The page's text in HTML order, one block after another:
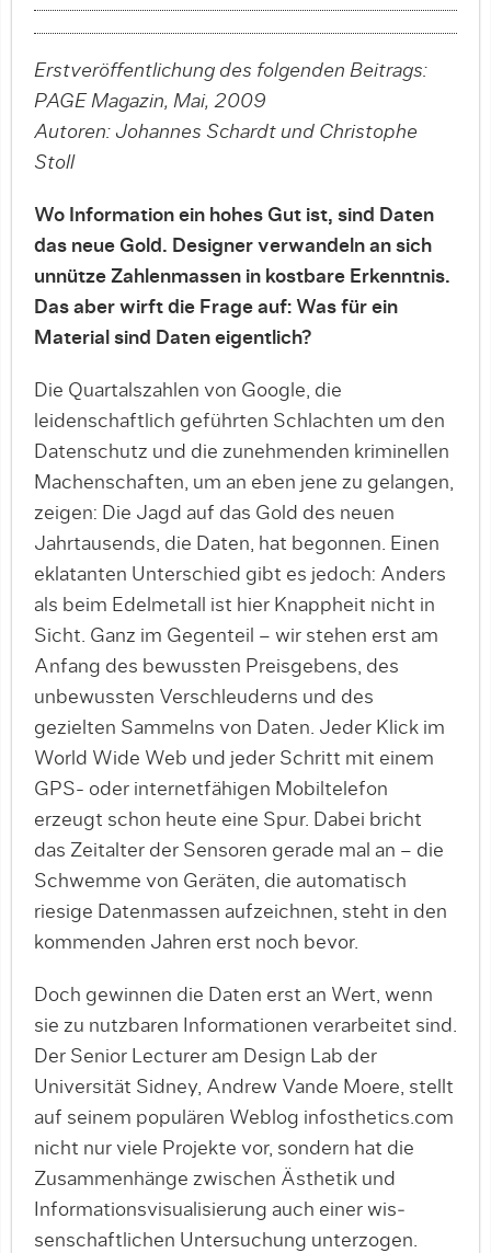
Erstveröffentlichung des folgenden Beitrags:
PAGE Magazin, Mai, 2009
Autoren: Johannes Schardt und Christophe
Stoll
Wo Information ein hohes Gut ist, sind Daten
das neue Gold. Designer verwandeln an sich
unnütze Zahlenmassen in kostbare Erkenntnis.
Das aber wirft die Frage auf: Was für ein
Material sind Daten eigentlich?
Die Quartalszahlen von Google, die
leidenschaftlich geführten Schlachten um den
Datenschutz und die zunehmenden kriminellen
Machenschaf­ten, um an eben jene zu gelangen,
zeigen: Die Jagd auf das Gold des neuen
Jahrtausends, die Daten, hat begonnen. Ei­nen
eklatanten Unterschied gibt es jedoch: Anders
als beim Edelmetall ist hier Knappheit nicht in
Sicht. Ganz im Gegenteil – wir stehen erst am
Anfang des bewussten Preisgebens, des
unbewussten Verschleuderns und des
gezielten Sammelns von Daten. Jeder Klick im
World Wide Web und jeder Schritt mit einem
GPS- oder internetfähigen Mobiltelefon
erzeugt schon heute eine Spur. Dabei bricht
das Zeit­alter der Sensoren gerade mal an – die
Schwemme von Geräten, die automatisch
riesige Datenmassen aufzeich­nen, steht in den
kommenden Jahren erst noch bevor.
Doch gewinnen die Daten erst an Wert, wenn
sie zu nutzbaren Informa­tionen verarbeitet sind.
Der Senior Lec­turer am Design Lab der
Universität Sidney, Andrew Vande Moere, stellt
auf seinem populären Weblog info­sthetics.com
nicht nur viele Projekte vor, sondern hat die
Zusammenhänge zwischen Ästhetik und
Informa­tionsvisualisierung auch einer wis­
senschaftlichen Untersuchung unter­zogen.